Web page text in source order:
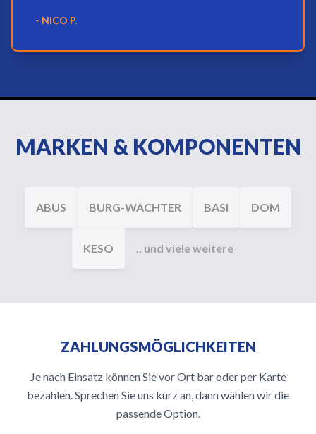
- NICO P.
MARKEN & KOMPONENTEN
ABUS BURG-WÄCHTER BASI DOM
KESO .. und viele weitere
ZAHLUNGSMÖGLICHKEITEN
Je nach Einsatz können Sie vor Ort bar oder per Karte
bezahlen. Sprechen Sie uns kurz an, dann wählen wir die
passende Option.